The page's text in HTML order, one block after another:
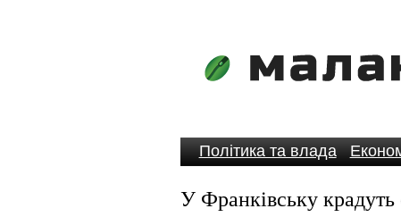
Політика та влада
У Франківську крадуть